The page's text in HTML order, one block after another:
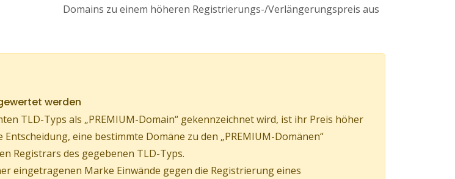
Domains zu einem höheren Registrierungs-/Verlängerungspreis aus
werden
TLD-Typs als „PREMIUM-Domain“ gekennzeichnet wird, ist ihr Preis höher
eine bestimmte Domäne zu den „PREMIUM-Domänen“
Registrars des gegebenen TLD-Typs.
eingetragenen Marke Einwände gegen die Registrierung eines